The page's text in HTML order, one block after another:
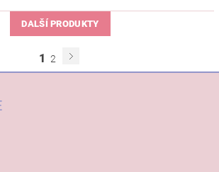
DALŠÍ PRODUKTY
1 2